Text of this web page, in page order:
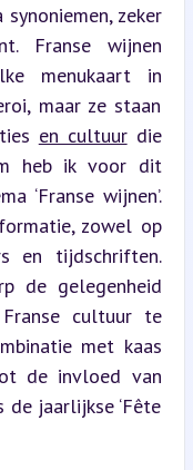
zeker
Franse wijnen
menukaart in
maar ze staan
en cultuur die
heb ik voor dit
‘Franse wijnen’.
zowel op
en tijdschriften.
de gelegenheid
cultuur te
met kaas
de invloed van
jaarlijkse ‘Fête